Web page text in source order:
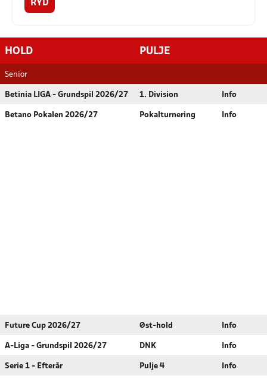
RYD
HOLD PULJE
Senior
Betinia LIGA - Grundspil 2026/27 1. Division Info
Betano Pokalen 2026/27 Pokalturnering Info
Future Cup 2026/27 Øst-hold Info
A-Liga - Grundspil 2026/27 DNK Info
Serie 1 - Efterår Pulje 4 Info